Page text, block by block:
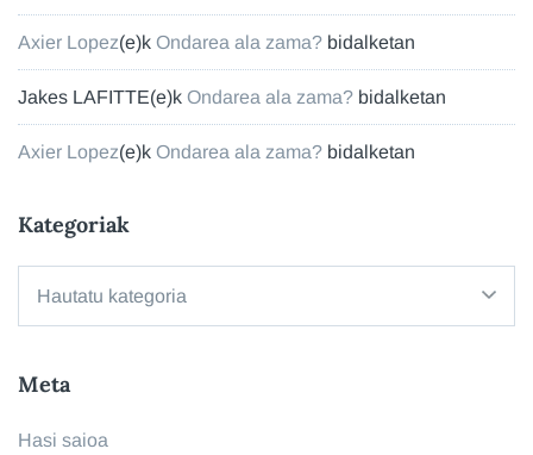
Axier Lopez(e)k Ondarea ala zama? bidalketan
Jakes LAFITTE(e)k Ondarea ala zama? bidalketan
Axier Lopez(e)k Ondarea ala zama? bidalketan
Kategoriak
Meta
Hasi saioa